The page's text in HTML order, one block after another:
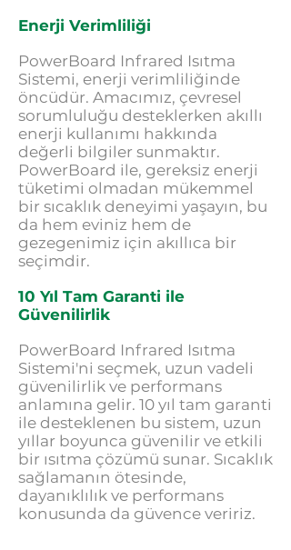
Enerji Verimliliği
PowerBoard Infrared Isıtma
Sistemi, enerji verimliliğinde
öncüdür. Amacımız, çevresel
sorumluluğu desteklerken akıllı
enerji kullanımı hakkında
değerli bilgiler sunmaktır.
PowerBoard ile, gereksiz enerji
tüketimi olmadan mükemmel
bir sıcaklık deneyimi yaşayın, bu
da hem eviniz hem de
gezegenimiz için akıllıca bir
seçimdir.
10 Yıl Tam Garanti ile
Güvenilirlik
PowerBoard Infrared Isıtma
Sistemi'ni seçmek, uzun vadeli
güvenilirlik ve performans
anlamına gelir. 10 yıl tam garanti
ile desteklenen bu sistem, uzun
yıllar boyunca güvenilir ve etkili
bir ısıtma çözümü sunar. Sıcaklık
sağlamanın ötesinde,
dayanıklılık ve performans
konusunda da güvence veririz.